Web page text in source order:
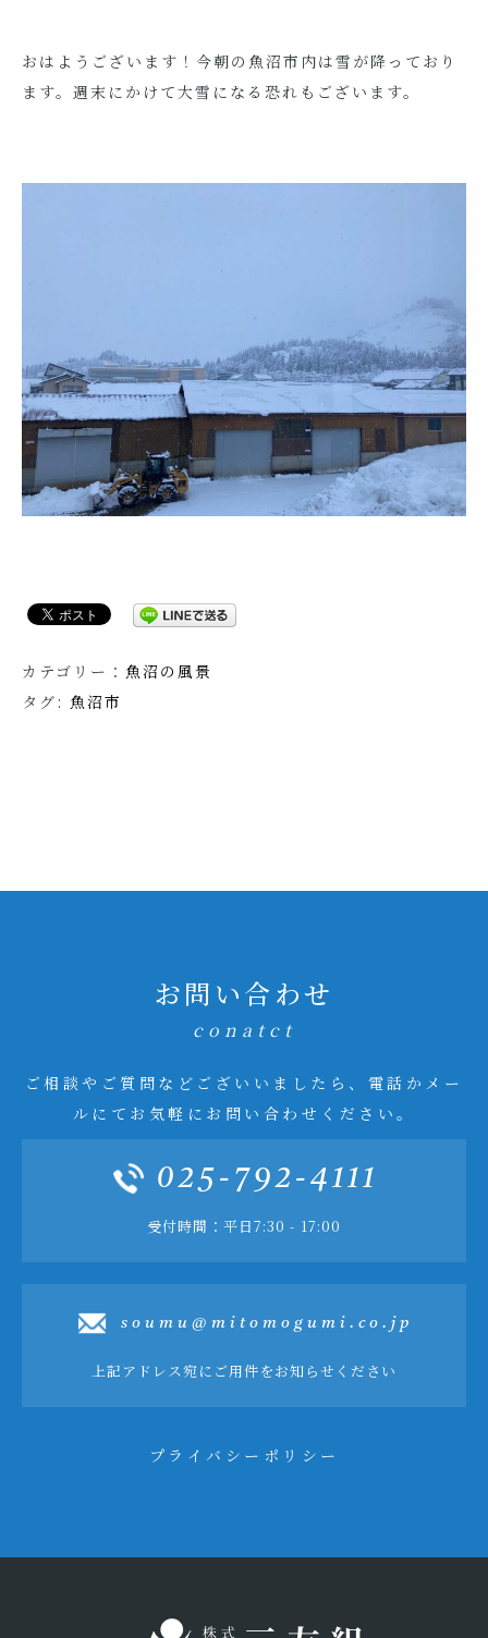
おはようございます！今朝の魚沼市内は雪が降っており
ます。週末にかけて大雪になる恐れもございます。
カテゴリー： 魚沼の風景
タグ: 魚沼市
お問い合わせ
conatct
ご相談やご質問などございいましたら、電話かメー
ルにてお気軽にお問い合わせください。
025-792-4111
受付時間：平日7:30 - 17:00
soumu@mitomogumi.co.jp
上記アドレス宛にご用件をお知らせください
プライバシーポリシー